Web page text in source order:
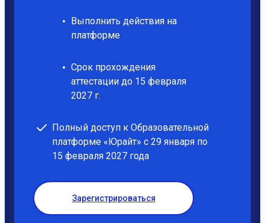
Выполнить действия на
платформе
Срок прохождения
аттестации до 15 февраля
2027 г.
Полный доступ к Образовательной
платформе «Юрайт» с 29 января по
15 февраля 2027 года
Зарегистрироваться